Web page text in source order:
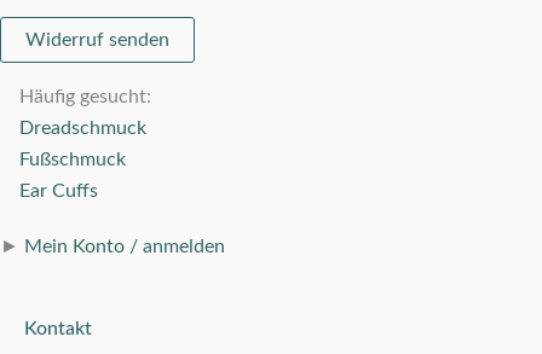
Widerruf senden
Häufig gesucht:
Dreadschmuck
Fußschmuck
Ear Cuffs
► Mein Konto / anmelden
Kontakt